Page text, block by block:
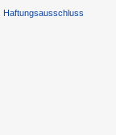
Haftungsausschluss